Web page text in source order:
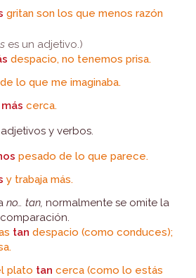
gritan son los que menos razón
es un adjetivo.)
despacio, no tenemos prisa.
lo que me imaginaba.
más cerca.
y verbos.
pesado de lo que parece.
y trabaja más.
no… tan, normalmente se omite la
tan despacio (como conduces);
plato tan cerca (como lo estás